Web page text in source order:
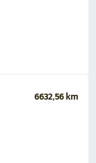
6632,56 km